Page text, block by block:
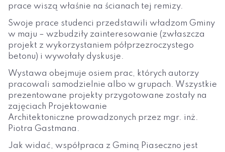
prace wiszą właśnie na ścianach tej remizy.
Swoje prace studenci przedstawili władzom Gminy
w maju – wzbudziły zainteresowanie (zwłaszcza
projekt z wykorzystaniem półprzezroczystego
betonu) i wywołały dyskusje.
Wystawa obejmuje osiem prac, których autorzy
pracowali samodzielnie albo w grupach. Wszystkie
prezentowane projekty przygotowane zostały na
zajęciach Projektowanie
Architektoniczne prowadzonych przez mgr. inż.
Piotra Gastmana.
Jak widać, współpraca z Gminą Piaseczno jest